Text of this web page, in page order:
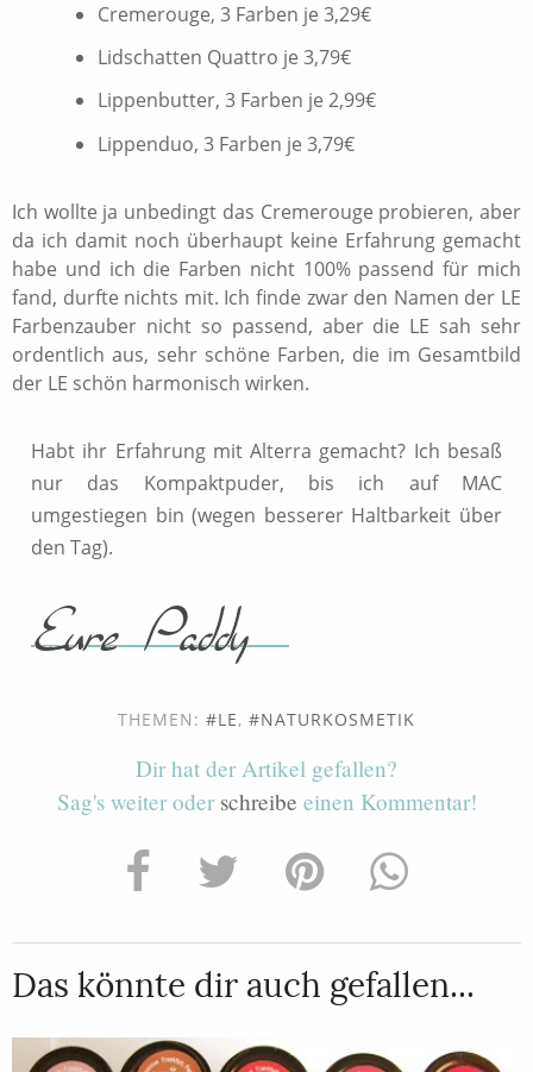
Cremerouge, 3 Farben je 3,29€
Lidschatten Quattro je 3,79€
Lippenbutter, 3 Farben je 2,99€
Lippenduo, 3 Farben je 3,79€
Ich wollte ja unbedingt das Cremerouge probieren, aber
da ich damit noch überhaupt keine Erfahrung gemacht
habe und ich die Farben nicht 100% passend für mich
fand, durfte nichts mit. Ich finde zwar den Namen der LE
Farbenzauber nicht so passend, aber die LE sah sehr
ordentlich aus, sehr schöne Farben, die im Gesamtbild
der LE schön harmonisch wirken.
Habt ihr Erfahrung mit Alterra gemacht? Ich besaß
nur das Kompaktpuder, bis ich auf MAC
umgestiegen bin (wegen besserer Haltbarkeit über
den Tag).
THEMEN: LE, NATURKOSMETIK
Dir hat der Artikel gefallen?
Sag's weiter oder schreibe einen Kommentar!
Das könnte dir auch gefallen...